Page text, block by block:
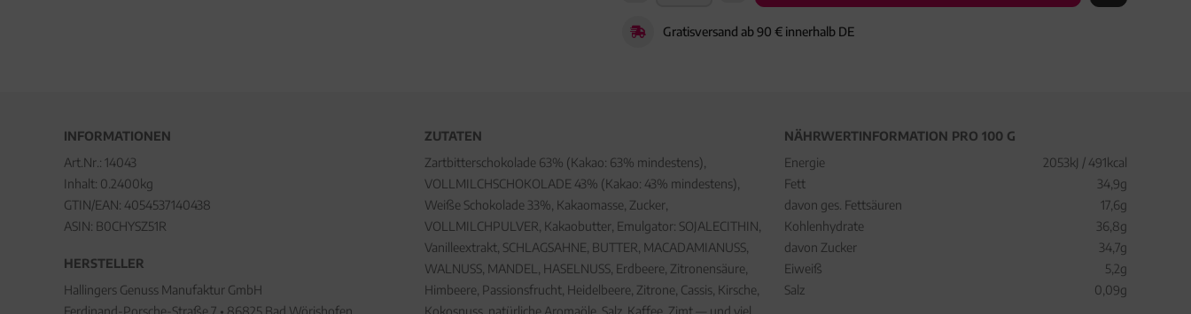
Gratisversand ab 90 € innerhalb DE
INFORMATIONEN
Art.Nr.: 14043
Inhalt: 0.2400kg
GTIN/EAN: 4054537140438
ASIN: B0CHYSZ51R
HERSTELLER
Hallingers Genuss Manufaktur GmbH
Ferdinand-Porsche-Straße 7 • 86825 Bad Wörishofen
ZUTATEN
Zartbitterschokolade 63% (Kakao: 63% mindestens),
VOLLMILCHSCHOKOLADE 43% (Kakao: 43% mindestens),
Weiße Schokolade 33%, Kakaomasse, Zucker,
VOLLMILCHPULVER, Kakaobutter, Emulgator: SOJALECITHIN,
Vanilleextrakt, SCHLAGSAHNE, BUTTER, MACADAMIANUSS,
WALNUSS, MANDEL, HASELNUSS, Erdbeere, Zitronensäure,
Himbeere, Passionsfrucht, Heidelbeere, Zitrone, Cassis, Kirsche,
Kokosnuss, natürliche Aromaöle, Salz, Kaffee, Zimt — und viel
NÄHRWERTINFORMATION PRO 100 G
Energie
2053kJ / 491kcal
Fett
34,9g
davon ges. Fettsäuren
17,6g
Kohlenhydrate
36,8g
davon Zucker
34,7g
Eiweiß
5,2g
Salz
0,09g